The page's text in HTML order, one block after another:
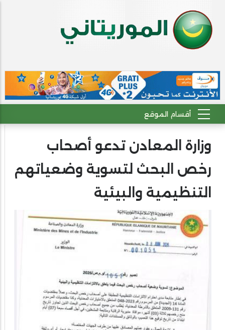
وزارة المعادن تدعو أصحاب
رخص البحث لتسوية وضعياتهم
التنظيمية والبيئية